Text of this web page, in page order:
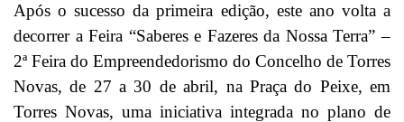
Após o sucesso da primeira edição, este ano volta a
decorrer a Feira “Saberes e Fazeres da Nossa Terra” –
2ª Feira do Empreendedorismo do Concelho de Torres
Novas, de 27 a 30 de abril, na Praça do Peixe, em
Torres Novas, uma iniciativa integrada no plano de